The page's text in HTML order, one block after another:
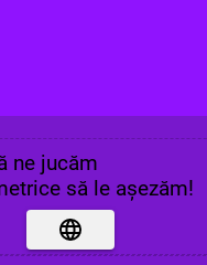
ne jucăm
să le așezăm!